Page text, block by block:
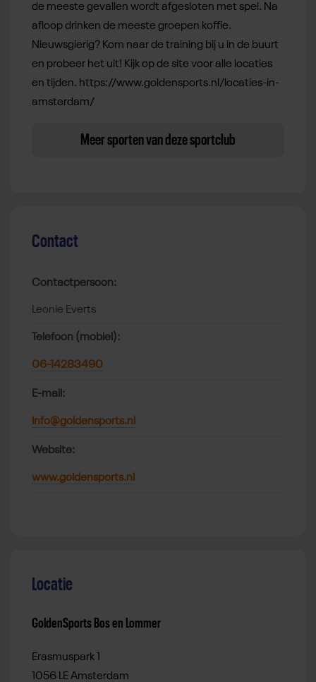
de meeste gevallen wordt afgesloten met spel. Na
afloop drinken de meeste groepen koffie.
Nieuwsgierig? Kom naar de training bij u in de buurt
en probeer het uit! Kijk op de site voor alle locaties
en tijden. https://www.goldensports.nl/locaties-in-
amsterdam/
Meer sporten van deze sportclub
Contact
Contactpersoon:
Leonie Everts
Telefoon (mobiel):
06-14283490
E-mail:
info@goldensports.nl
Website:
www.goldensports.nl
Locatie
GoldenSports Bos en Lommer
Erasmuspark 1
1056 LE Amsterdam